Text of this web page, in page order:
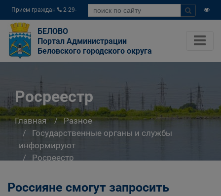
Прием граждан
2-29-
04
БЕЛОВО
Портал Администрации
Беловского городского округа
Росреестр
Главная
Разное
Государственные органы и службы
информируют
Росреестр
Россияне смогут запросить